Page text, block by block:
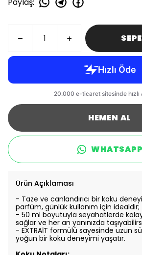
HEMEN AL
WHATSAPP
Ürün Açıklaması
- Taze ve canlandırıcı bir koku
parfüm, günlük kullanım için idealdir;
- 50 ml boyutuyla seyahatlerde
sağlar ve her an yanınızda
- EXTRAİT formülü sayesinde uzun
yoğun bir koku deneyimi yaşatır.